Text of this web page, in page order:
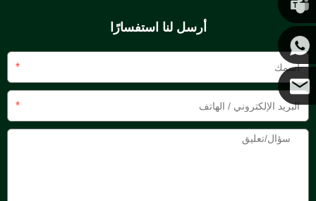
أرسل لنا استفسارًا
*
*
كيني
كوكو